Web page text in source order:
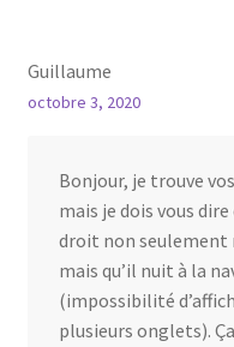
Guillaume
octobre 3, 2020
Bonjour, je trouve
mais je dois vous
droit non seulement
mais qu’il nuit à la
(impossibilité
plusieurs onglets).